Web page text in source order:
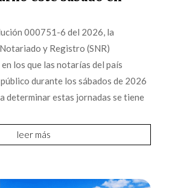
000751-6 del 2026, la
y Registro (SNR)
los que las notarías del país
durante los sábados de 2026
determinar estas jornadas se tiene
leer más